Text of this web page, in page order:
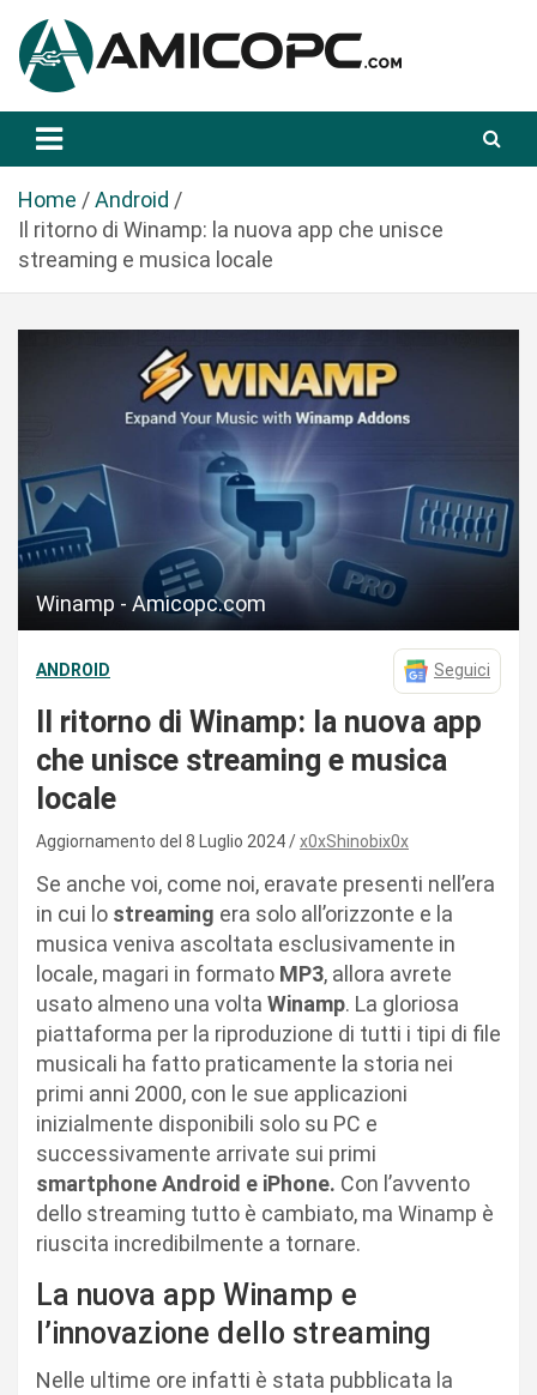
a
Amicopc.com
Home
Android
Il ritorno di Winamp: la nuova app che unisce
streaming e musica locale
Winamp - Amicopc.com
ANDROID Seguici
Il ritorno di Winamp: la nuova app
che unisce streaming e musica
locale
Aggiornamento del 8 Luglio 2024 x0xShinobix0x
Se anche voi, come noi, eravate presenti nell’era
in cui lo streaming era solo all’orizzonte e la
musica veniva ascoltata esclusivamente in
locale, magari in formato MP3, allora avrete
usato almeno una volta Winamp. La gloriosa
piattaforma per la riproduzione di tutti i tipi di file
musicali ha fatto praticamente la storia nei
primi anni 2000, con le sue applicazioni
inizialmente disponibili solo su PC e
successivamente arrivate sui primi
smartphone Android e iPhone. Con l’avvento
dello streaming tutto è cambiato, ma Winamp è
riuscita incredibilmente a tornare.
La nuova app Winamp e
l’innovazione dello streaming
Nelle ultime ore infatti è stata pubblicata la